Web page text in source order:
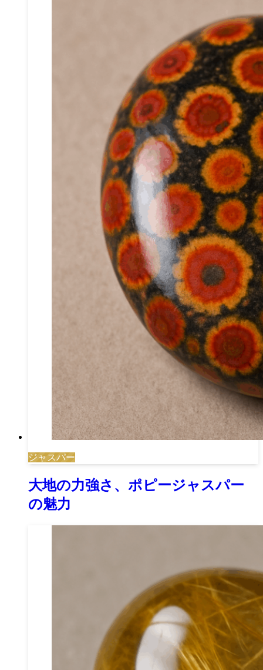
ジャスパー
大地の力強さ、ポピージャスパー
の魅力